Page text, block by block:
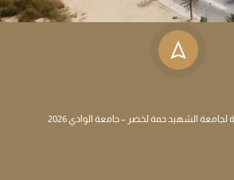
الشهيد حمة لخضر – جامعة الوادي 2026